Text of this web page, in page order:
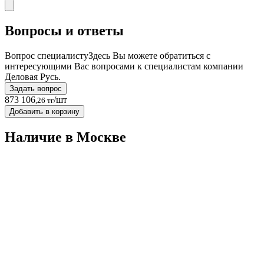
Вопросы и ответы
Вопрос специалистуЗдесь Вы можете обратиться с
интересующими Вас вопросами к специалистам компании
Деловая Русь.
Задать вопрос
873 106 ,26 тг/шт
Добавить в корзину
Наличие в Москвe